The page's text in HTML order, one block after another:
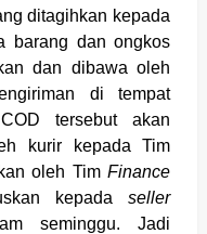
ditagihkan kepada
barang dan ongkos
dan dibawa oleh
di tempat
tersebut akan
kurir kepada Tim
oleh TimFinance
kepadaseller
seminggu. Jadi